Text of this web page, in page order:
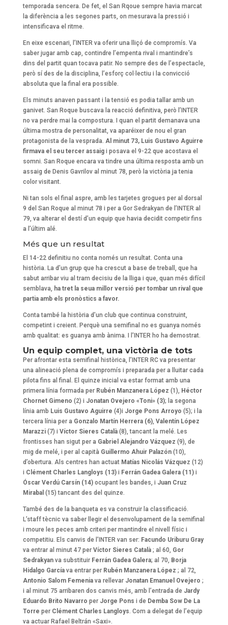
temporada sencera. De fet, el San Rqoue sempre havia marcat
la diferència a les segones parts, on mesurava la pressió i
intensificava el ritme.
En eixe escenari, l’INTER va oferir una lliçó de compromís. Va
saber jugar amb cap, contindre l’empenta rival i mantindre’s
dins del partit quan tocava patir. No sempre des de l’espectacle,
però sí des de la disciplina, l’esforç col·lectiu i la convicció
absoluta que la final era possible.
Els minuts anaven passant i la tensió es podia tallar amb un
ganivet. San Roque buscava la reacció definitiva, però l’INTER
no va perdre mai la compostura. I quan el partit demanava una
última mostra de personalitat, va aparéixer de nou el gran
protagonista de la vesprada. Al minut 73, Luis Gustavo Aguirre
firmava el seu tercer assaigi posava el 9-22 que acostava el
somni. San Roque encara va tindre una última resposta amb un
assaig de Denis Gavrilov al minut 78, però la victòria ja tenia
color visitant.
Ni tan sols el final aspre, amb les tarjetes grogues per al dorsal
9 del San Roque al minut 78 i per a Gor Sedrakyan de l’INTER al
79, va alterar el destí d’un equip que havia decidit competir fins
a l’últim alé.
Més que un resultat
El 14-22 definitiu no conta només un resultat. Conta una
història. La d’un grup que ha crescut a base de treball, que ha
sabut arribar viu al tram decisiu de la lliga i que, quan més difícil
semblava,
ha tret la seua millor versió per tombar un rival que
partia amb els pronòstics a favor.
Conta també la història d’un club que continua construint,
competint i creient. Perquè una semifinal no es guanya només
amb qualitat: es guanya amb ànima. I l’INTER ho ha demostrat.
Un equip complet, una victòria de tots
Per afrontar esta semifinal històrica, l’INTER RC va presentar
una alineació plena de compromís i preparada per a lluitar cada
pilota fins al final. El quinze inicial va estar format amb una
primera línia formada per Rubén Manzanera López (1), Héctor
Chornet Gimeno (2) i Jonatan Ovejero «Toni» (3); la segona
línia amb Luis Gustavo Aguirre (4)i Jorge Pons Arroyo (5); i la
tercera línia per a Gonzalo Martín Herrera (6), Valentín López
Marazzi(7) i Víctor Sieres Català(8), tancant la melé. Les
frontisses han sigut per a Gabriel Alejandro Vázquez (9), de
mig de melé, i per al capità Guillermo Ahuir Palazón(10),
d’obertura. Als centres han actuat Matías Nicolás Vázquez (12)
i Clément Charles Langloys (13)i Ferrán Gadea Galera (11)i
Óscar Verdú Carsín (14)ocupant les bandes, i Juan Cruz
Mirabal (15) tancant des del quinze.
També des de la banqueta es va construir la classificació.
L’staff tècnic va saber llegir el desenvolupament de la semifinal
i moure les peces amb criteri per mantindre el nivell físic i
competitiu. Els canvis de l’INTER van ser: Facundo Uriburu Gray
va entrar al minut 47 per Víctor Sieres Català ; al 60, Gor
Sedrakyan va substituir Ferrán Gadea Galera; al 70, Borja
Hidalgo García va entrar per Rubén Manzanera López ; al 72,
Antonio Salom Femenia va rellevar Jonatan Emanuel Ovejero ;
i al minut 75 arribaren dos canvis més, amb l’entrada de Jardy
Eduardo Brito Navarro per Jorge Pons i de Demba Sow De La
Torre per Clément Charles Langloys . Com a delegat de l’equip
va actuar Rafael Beltrán «Saxi».